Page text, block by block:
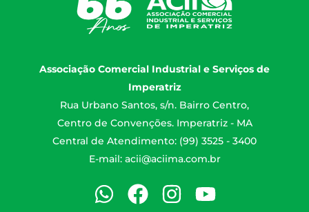
Associação Comercial Industrial e Serviços de
Imperatriz
Rua Urbano Santos, s/n. Bairro Centro,
Centro de Convenções. Imperatriz - MA
Central de Atendimento: (99) 3525 - 3400
E-mail: acii@aciima.com.br